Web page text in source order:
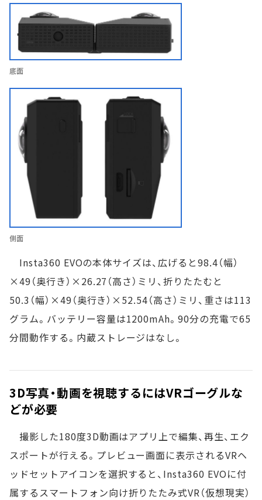
底面
側面
Insta360 EVOの本体サイズは、広げると98.4（幅）
×49（奥行き）×26.27（高さ）ミリ、折りたたむと
50.3（幅）×49（奥行き）×52.54（高さ）ミリ、重さは113
グラム。バッテリー容量は1200mAh。90分の充電で65
分間動作する。内蔵ストレージはなし。
3D写真・動画を視聴するにはVRゴーグルな
どが必要
撮影した180度3D動画はアプリ上で編集、再生、エク
スポートが行える。プレビュー画面に表示されるVRヘ
ッドセットアイコンを選択すると、Insta360 EVOに付
属するスマートフォン向け折りたたみ式VR（仮想現実）